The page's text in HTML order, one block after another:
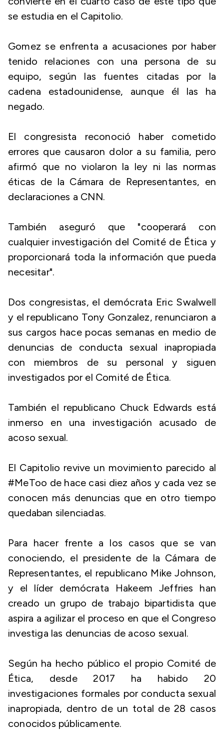
se estudia en el Capitolio.
Gomez se enfrenta a acusaciones por haber
tenido relaciones con una persona de su
equipo, según las fuentes citadas por la
cadena estadounidense, aunque él las ha
negado.
El congresista reconoció haber cometido
errores que causaron dolor a su familia, pero
afirmó que no violaron la ley ni las normas
éticas de la Cámara de Representantes, en
declaraciones a CNN.
También aseguró que "cooperará con
cualquier investigación del Comité de Ética y
proporcionará toda la información que pueda
necesitar".
Dos congresistas, el demócrata Eric Swalwell
y el republicano Tony Gonzalez, renunciaron a
sus cargos hace pocas semanas en medio de
denuncias de conducta sexual inapropiada
con miembros de su personal y siguen
investigados por el Comité de Ética.
También el republicano Chuck Edwards está
inmerso en una investigación acusado de
acoso sexual.
El Capitolio revive un movimiento parecido al
#MeToo de hace casi diez años y cada vez se
conocen más denuncias que en otro tiempo
quedaban silenciadas.
Para hacer frente a los casos que se van
conociendo, el presidente de la Cámara de
Representantes, el republicano Mike Johnson,
y el líder demócrata Hakeem Jeffries han
creado un grupo de trabajo bipartidista que
aspira a agilizar el proceso en que el Congreso
investiga las denuncias de acoso sexual.
Según ha hecho público el propio Comité de
Ética, desde 2017 ha habido 20
investigaciones formales por conducta sexual
inapropiada, dentro de un total de 28 casos
conocidos públicamente.